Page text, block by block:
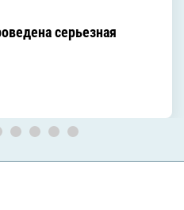
серьезная